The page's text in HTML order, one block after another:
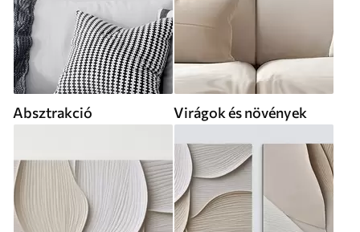
Absztrakció Virágok és növények